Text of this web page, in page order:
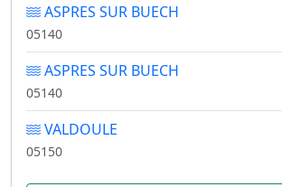
ASPRES SUR BUECH
05140
ASPRES SUR BUECH
05140
VALDOULE
05150